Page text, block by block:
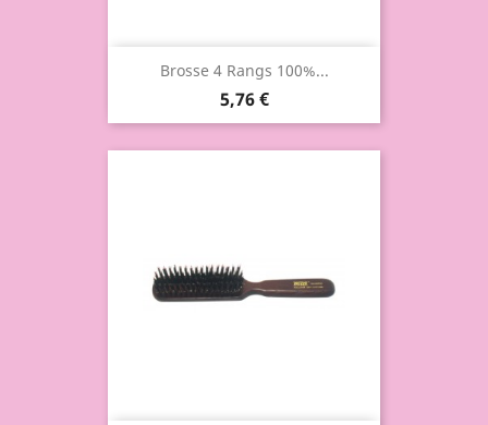
Brosse 4 Rangs 100%...
5,76 €